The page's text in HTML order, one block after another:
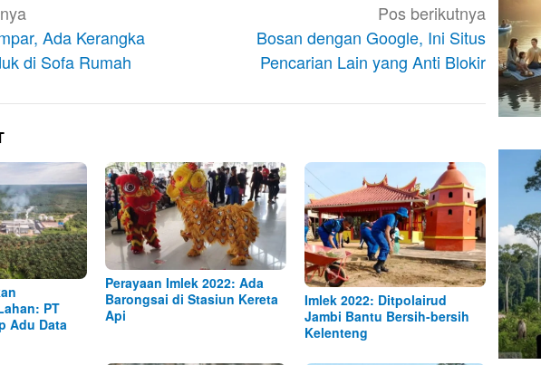
Ada Kerangka
di Sofa Rumah
Pos berikutnya
Bosan dengan Google, Ini Situs
Pencarian Lain yang Anti Blokir
PT
Adu Data
Perayaan Imlek 2022: Ada
Barongsai di Stasiun Kereta
Api
Imlek 2022: Ditpolairud
Jambi Bantu Bersih-bersih
Kelenteng